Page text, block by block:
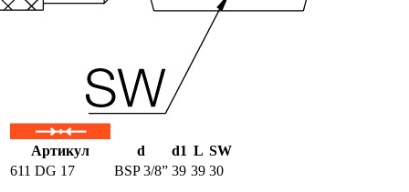
Артикул d d1 L SW
611 DG 17
BSP 3/8” 39 39 30